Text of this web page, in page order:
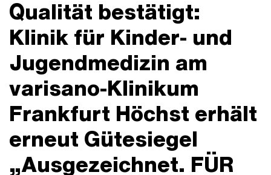
Qualität bestätigt:
Klinik für Kinder- und
Jugendmedizin am
varisano-Klinikum
Frankfurt Höchst erhält
erneut Gütesiegel
„Ausgezeichnet. FÜR